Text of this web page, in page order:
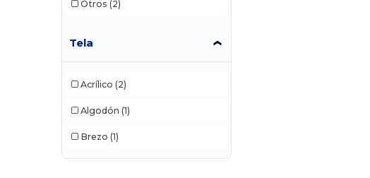
Otros (2)
Tela
Acrílico (2)
Algodón (1)
Brezo (1)